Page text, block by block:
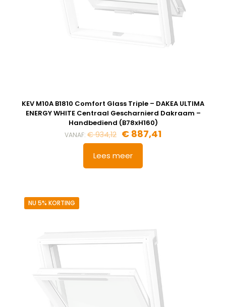
KEV M10A B1810 Comfort Glass Triple – DAKEA ULTIMA
ENERGY WHITE Centraal Gescharnierd Dakraam –
Handbediend (B78xH160)
VANAF: €934,12 Oorspronkelijke
prijs
was:
€ 934,12.
€ 887,41Huidige
Lees meer
NU 5% KORTING